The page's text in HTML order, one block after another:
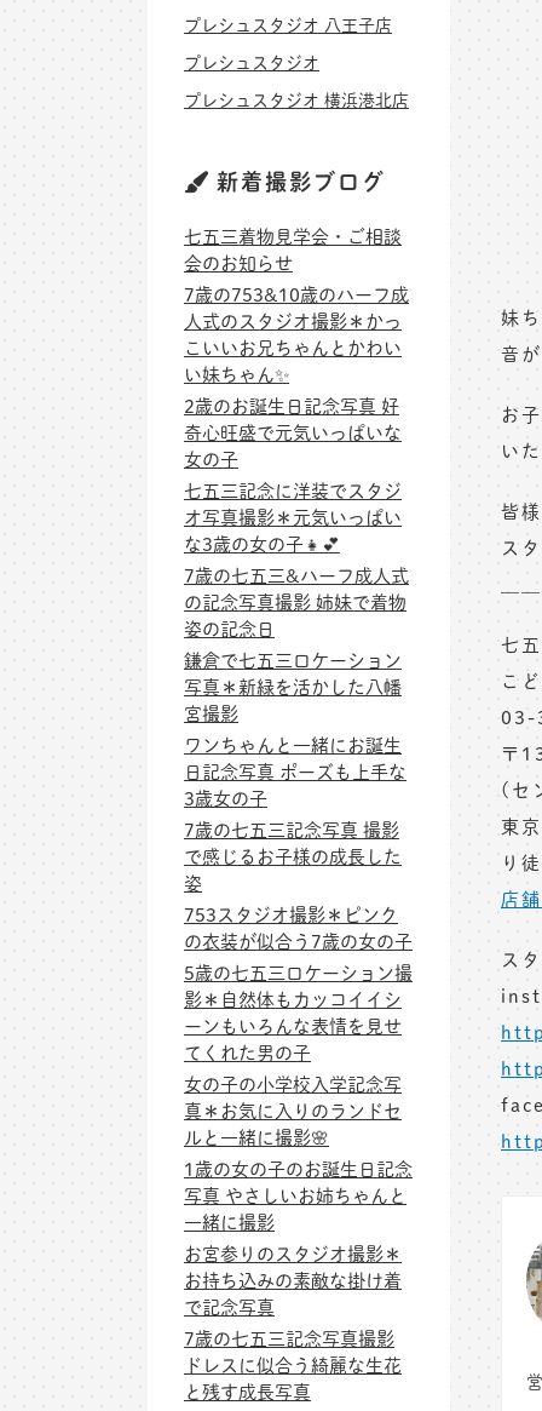
妹
音
お
い
皆
ス
七
こ
03-
〒
(セ
東
り
店
ス
プレシュスタジオ 八王子店
プレシュスタジオ
プレシュスタジオ 横浜港北店
新着撮影ブログ
七五三着物見学会・ご相談
会のお知らせ
7歳の753&10歳のハーフ成
人式のスタジオ撮影＊かっ
こいいお兄ちゃんとかわい
い妹ちゃん✨
2歳のお誕生日記念写真 好
奇心旺盛で元気いっぱいな
女の子
七五三記念に洋装でスタジ
オ写真撮影＊元気いっぱい
な3歳の女の子👧💕
7歳の七五三&ハーフ成人式
の記念写真撮影 姉妹で着物
姿の記念日
鎌倉で七五三ロケーション
写真＊新緑を活かした八幡
宮撮影
ワンちゃんと一緒にお誕生
日記念写真 ポーズも上手な
3歳女の子
7歳の七五三記念写真 撮影
で感じるお子様の成長した
姿
753スタジオ撮影＊ピンク
の衣装が似合う7歳の女の子
5歳の七五三ロケーション撮
影＊自然体もカッコイイシ
ーンもいろんな表情を見せ
てくれた男の子
女の子の小学校入学記念写
真＊お気に入りのランドセ
ルと一緒に撮影🌸
1歳の女の子のお誕生日記念
写真 やさしいお姉ちゃんと
一緒に撮影
お宮参りのスタジオ撮影＊
お持ち込みの素敵な掛け着
で記念写真
7歳の七五三記念写真撮影
ドレスに似合う綺麗な生花
と残す成長写真